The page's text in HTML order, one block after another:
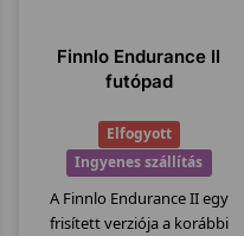
Finnlo Endurance II
futópad
Elfogyott
Ingyenes szállítás
A Finnlo Endurance II egy
frisített verziója a korábbi